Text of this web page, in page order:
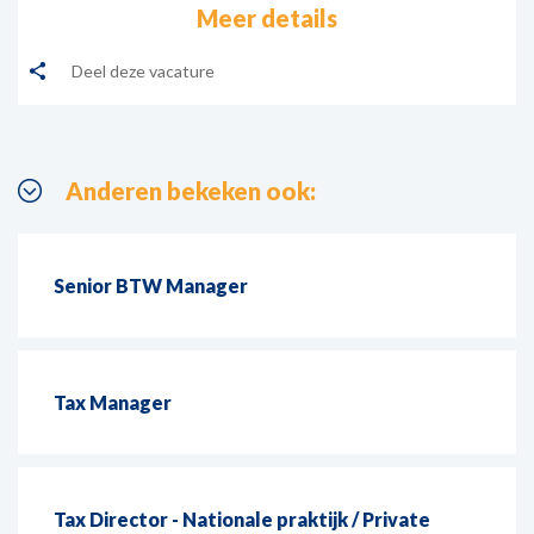
Meer details
Deel deze vacature
Anderen bekeken ook:
Senior BTW Manager
Tax Manager
Tax Director - Nationale praktijk / Private